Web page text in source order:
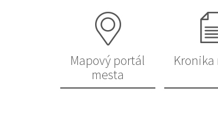
Mapový portál
mesta
Kronika